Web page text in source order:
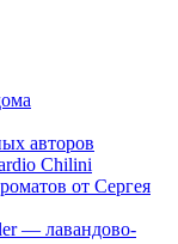
авторов
Chilini
от Сергея
— лавандово-